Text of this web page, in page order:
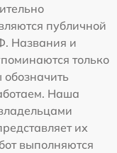
публичной
Названия и
только
Наша
их
выполняются